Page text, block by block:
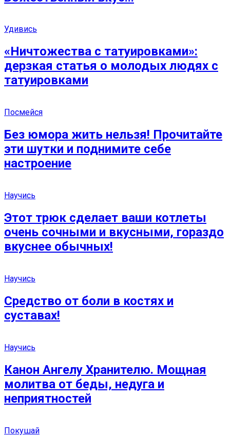
Удивись
«Ничтожества с татуировками»:
дерзкая статья о молодых людях с
татуировками
Посмейся
Без юмора жить нельзя! Прочитайте
эти шутки и поднимите себе
настроение
Научись
Этот трюк сделает ваши котлеты
очень сочными и вкусными, гораздо
вкуснее обычных!
Научись
Средство от боли в костях и
суставах!
Научись
Канон Ангелу Хранителю. Мощная
молитва от беды, недуга и
неприятностей
Покушай